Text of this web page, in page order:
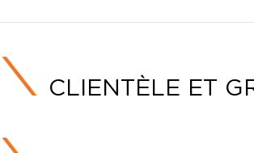
CLIENTÈLE ET